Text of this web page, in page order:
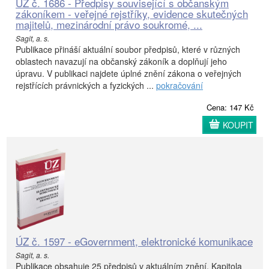
zákoníkem - veřejné rejstříky, evidence skutečných
majitelů, mezinárodní právo soukromé, ...
Sagit, a. s.
Publikace přináší aktuální soubor předpisů, které v různých
oblastech navazují na občanský zákoník a doplňují jeho
úpravu. V publikaci najdete úplné znění zákona o veřejných
rejstřících právnických a fyzických ... pokračování
Cena: 147 Kč
KOUPIT
ÚZ č. 1597 - eGovernment, elektronické komunikace
Sagit, a. s.
Publikace obsahuje 25 předpisů v aktuálním znění. Kapitola